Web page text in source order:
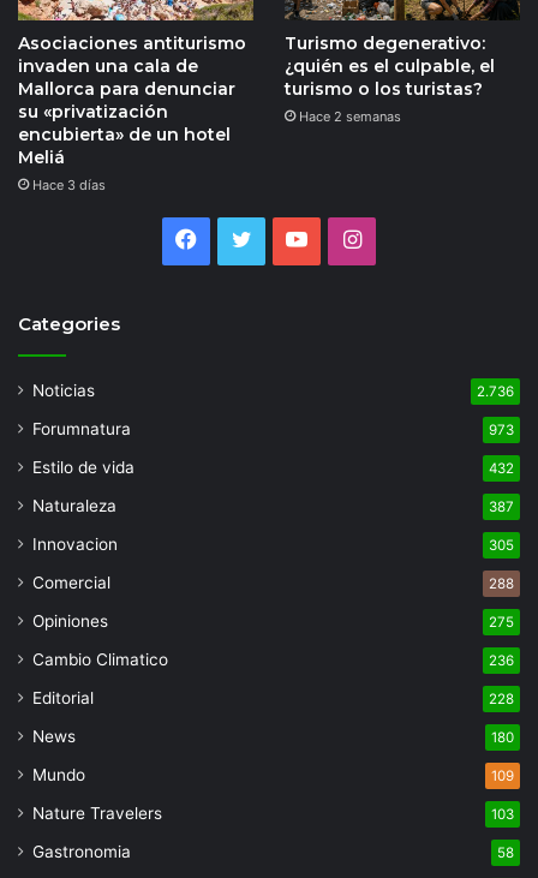
Asociaciones antiturismo
invaden una cala de
Mallorca para denunciar
su «privatización
encubierta» de un hotel
Meliá
Hace 3 días
Turismo degenerativo:
¿quién es el culpable, el
turismo o los turistas?
Hace 2 semanas
Facebook
TwitterYouTubeInstagram
Categories
Noticias 2.736
Forumnatura 973
Estilo de vida 432
Naturaleza 387
Innovacion 305
Comercial 288
Opiniones 275
Cambio Climatico 236
Editorial 228
News 180
Mundo 109
Nature Travelers 103
Gastronomia 58